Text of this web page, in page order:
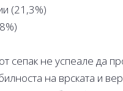
(21,3%)
сепак не успеале да
на врската и